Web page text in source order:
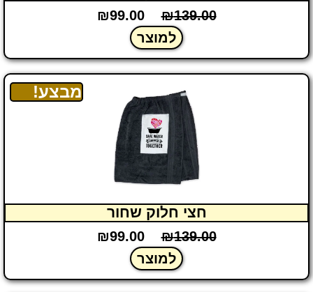
₪139.00
₪99.00
למוצר
מבצע!
חצי חלוק שחור
₪139.00
₪99.00
למוצר